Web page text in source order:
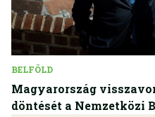
BELFÖLD
Magyarország
döntését a Nemzetközi